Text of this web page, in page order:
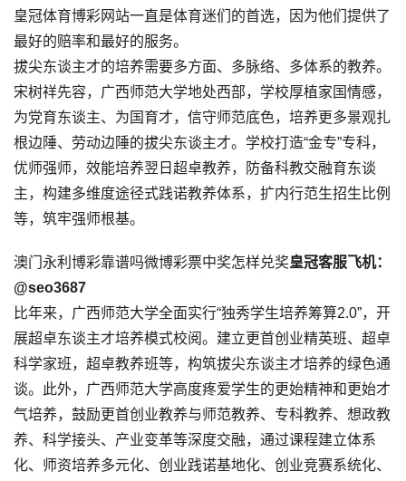
皇冠体育博彩网站一直是体育迷们的首选，因为他们提供了
最好的赔率和最好的服务。
拔尖东谈主才的培养需要多方面、多脉络、多体系的教养。
宋树祥先容，广西师范大学地处西部，学校厚植家国情感，
为党育东谈主、为国育才，信守师范底色，培养更多景观扎
根边陲、劳动边陲的拔尖东谈主才。学校打造“金专”专科，
优师强师，效能培养翌日超卓教养，防备科教交融育东谈
主，构建多维度途径式践诺教养体系，扩内行范生招生比例
等，筑牢强师根基。
澳门永利博彩靠谱吗微博彩票中奖怎样兑奖皇冠客服飞机：
@seo3687
比年来，广西师范大学全面实行“独秀学生培养筹算2.0”，开
展超卓东谈主才培养模式校阅。建立更首创业精英班、超卓
科学家班，超卓教养班等，构筑拔尖东谈主才培养的绿色通
谈。此外，广西师范大学高度疼爱学生的更始精神和更始才
气培养，鼓励更首创业教养与师范教养、专科教养、想政教
养、科学接头、产业变革等深度交融，通过课程建立体系
化、师资培养多元化、创业践诺基地化、创业竞赛系统化、